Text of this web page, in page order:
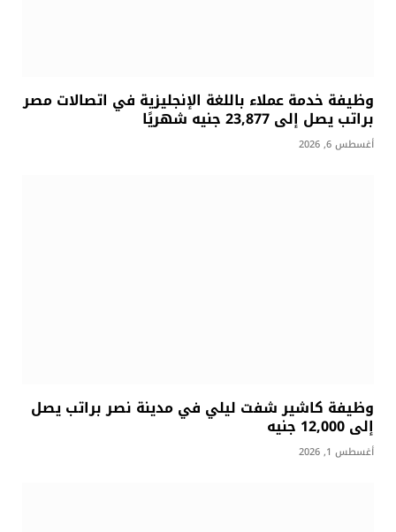
وظيفة خدمة عملاء باللغة الإنجليزية في اتصالات مصر
براتب يصل إلى 23,877 جنيه شهريًا
أغسطس 6, 2026
وظيفة كاشير شفت ليلي في مدينة نصر براتب يصل
إلى 12,000 جنيه
أغسطس 1, 2026